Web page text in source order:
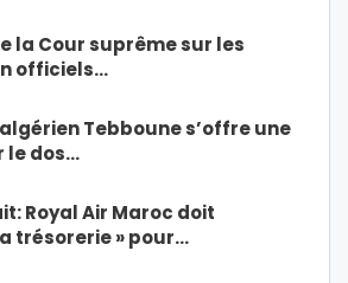
la Cour suprême sur les
officiels…
Tebboune s’offre une
le dos…
Royal Air Maroc doit
trésorerie » pour…